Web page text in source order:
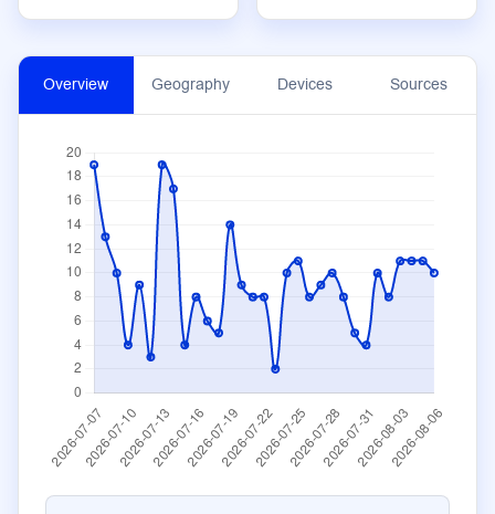
Overview Geography Devices Sources